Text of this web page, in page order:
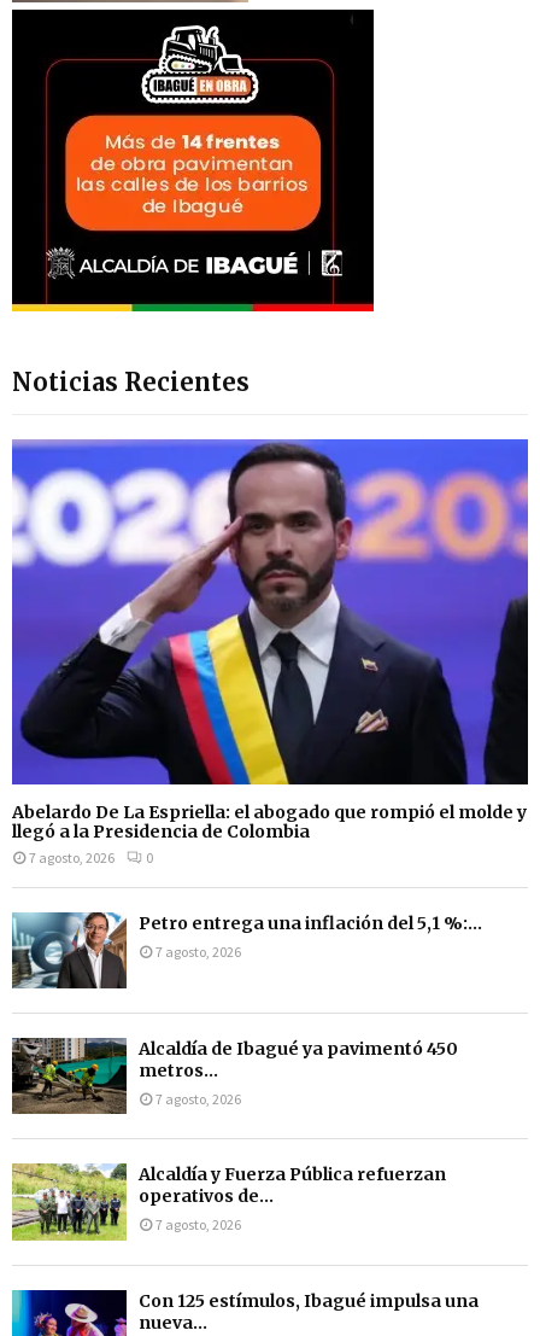
Noticias Recientes
Abelardo De La Espriella: el abogado que rompió el molde y
llegó a la Presidencia de Colombia
7 agosto, 2026 0
Petro entrega una inflación del 5,1 %:...
7 agosto, 2026
Alcaldía de Ibagué ya pavimentó 450
metros...
7 agosto, 2026
Alcaldía y Fuerza Pública refuerzan
operativos de...
7 agosto, 2026
Con 125 estímulos, Ibagué impulsa una
nueva...